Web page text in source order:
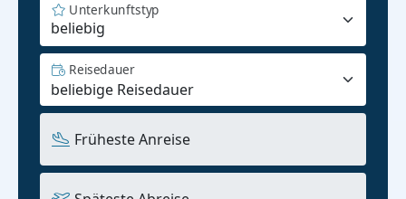
beliebig
Unterkunftstyp
Reisedauer
Früheste Anreise